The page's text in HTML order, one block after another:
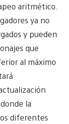
aritmético.
ya no
y pueden
que
al máximo
la
diferentes